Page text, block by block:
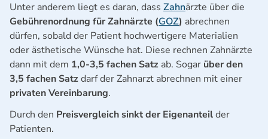
Unter anderem liegt es daran, dass Zahnärzte über die
Gebührenordnung für Zahnärzte (GOZ) abrechnen
dürfen, sobald der Patient hochwertigere Materialien
oder ästhetische Wünsche hat. Diese rechnen Zahnärzte
dann mit dem 1,0-3,5 fachen Satz ab. Sogar über den
3,5 fachen Satzdarf der Zahnarzt abrechnen mit einer
privaten Vereinbarung.
Durch den Preisvergleich sinkt der Eigenanteilder
Patienten.